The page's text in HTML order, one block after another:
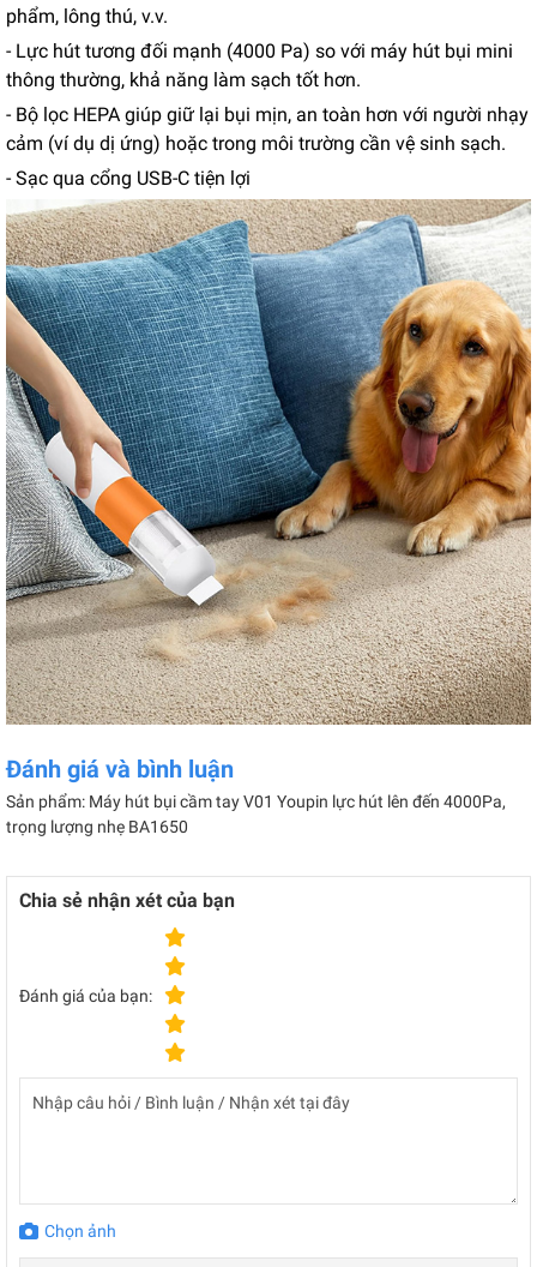
phẩm, lông thú, v.v.
- Lực hút tương đối mạnh (4000 Pa) so với máy hút bụi mini
thông thường, khả năng làm sạch tốt hơn.
- Bộ lọc HEPA giúp giữ lại bụi mịn, an toàn hơn với người nhạy
cảm (ví dụ dị ứng) hoặc trong môi trường cần vệ sinh sạch.
- Sạc qua cổng USB-C tiện lợi
Đánh giá và bình luận
Sản phẩm: Máy hút bụi cầm tay V01 Youpin lực hút lên đến 4000Pa,
trọng lượng nhẹ BA1650
Chia sẻ nhận xét của bạn
Đánh giá của bạn:
Chọn ảnh